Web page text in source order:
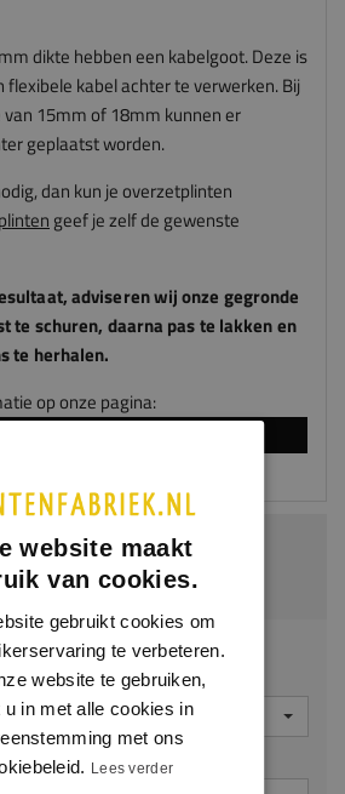
dikte hebben een kabelgoot. Deze is
flexibele kabel achter te verwerken. Bij
15mm of 18mm kunnen er
geplaatst worden.
dan kun je overzetplinten
geef je zelf de gewenste
adviserenwijonze gegronde
te schuren, daarna pas te lakken en
te herhalen.
op onze pagina:
mm | MDF v313
website maakt
van cookies.
gebruikt cookies om
te verbeteren.
website te gebruiken,
u in met alle cookies in
met ons
Lees verder